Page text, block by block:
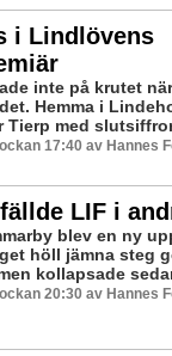
i Lindlövens
inte på krutet
Hemma i
med
17:40 av Hannes
LIF i
blev en ny
höll jämna steg
kollapsade
20:30 av Hannes